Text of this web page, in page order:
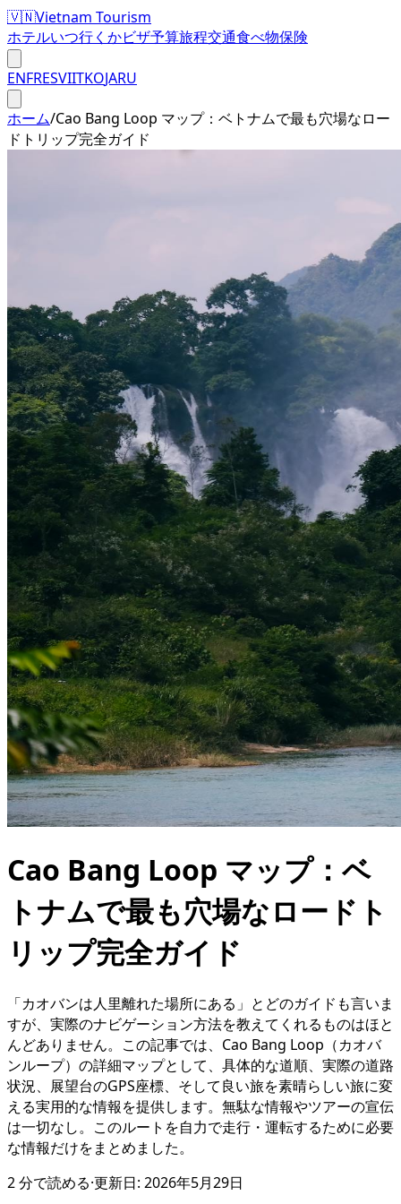
🇻🇳Vietnam Tourism
ホテルいつ行くかビザ予算旅程交通食べ物保険
ENFRESVIITKOJARU
ホーム/Cao Bang Loop マップ：ベトナムで最も穴場なロー
ドトリップ完全ガイド
Cao Bang Loop マップ：ベ
トナムで最も穴場なロードト
リップ完全ガイド
「カオバンは人里離れた場所にある」とどのガイドも言いま
すが、実際のナビゲーション方法を教えてくれるものはほと
んどありません。この記事では、Cao Bang Loop（カオバ
ンループ）の詳細マップとして、具体的な道順、実際の道路
状況、展望台のGPS座標、そして良い旅を素晴らしい旅に変
える実用的な情報を提供します。無駄な情報やツアーの宣伝
は一切なし。このルートを自力で走行・運転するために必要
な情報だけをまとめました。
2分で読める·更新日: 2026年5月29日